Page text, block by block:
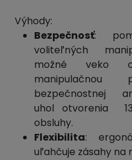
Výhody:
Bezpečnosť:
voliteľných
možné veko
manipulačnou
bezpečnostnej
uhol otvorenia
obsluhy.
Flexibilita:
uľahčuje zásahy na